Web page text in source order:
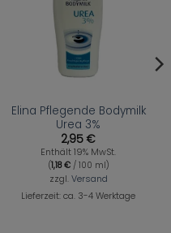
Elina Pflegende Bodymilk
Urea 3%
2,95 €
Enthält 19% MwSt.
(1,18€/ 100 ml)
zzgl. Versand
Lieferzeit: ca. 3-4 Werktage